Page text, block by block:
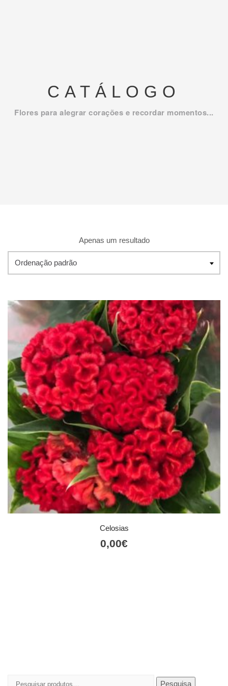
CATÁLOGO
Flores para alegrar corações e recordar momentos...
Apenas um resultado
Ordenação padrão
Celosias
0,00€
Pesquisar
Pesquisa